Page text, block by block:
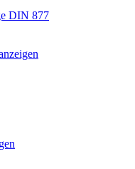
DIN 877